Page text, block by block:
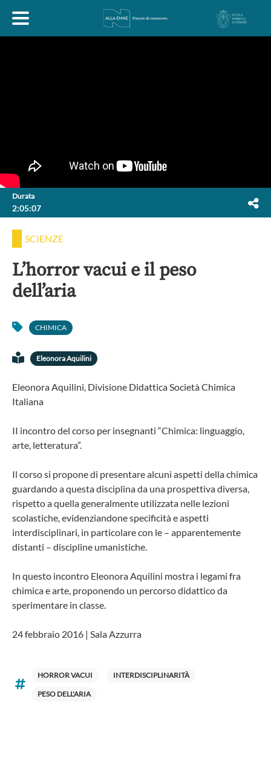
LETTERATURA
POLITICA
Durata
2:05:07
SCIENZE
L’horror vacui e il peso
dell’aria
CHIMICA
Eleonora Aquilini
Eleonora Aquilini, Divisione Didattica Società Chimica
Italiana
II incontro del corso per insegnanti “Chimica: linguaggio,
arte, letteratura”.
Il corso si propone di presentare alcuni aspetti della chimica
guardando a questa disciplina da una prospettiva diversa,
rispetto a quella generalmente utilizzata nelle lezioni
scolastiche, evidenziandone specificità e aspetti
interdisciplinari, in particolare con le – apparentemente
distanti – discipline umanistiche.
In questo incontro Eleonora Aquilini mostra i legami fra
chimica e arte, proponendo un percorso didattico da
sperimentare in classe.
24 febbraio 2016 | Sala Azzurra
HORROR VACUI INTERDISCIPLINARITÀ
PESO DELL'ARIA